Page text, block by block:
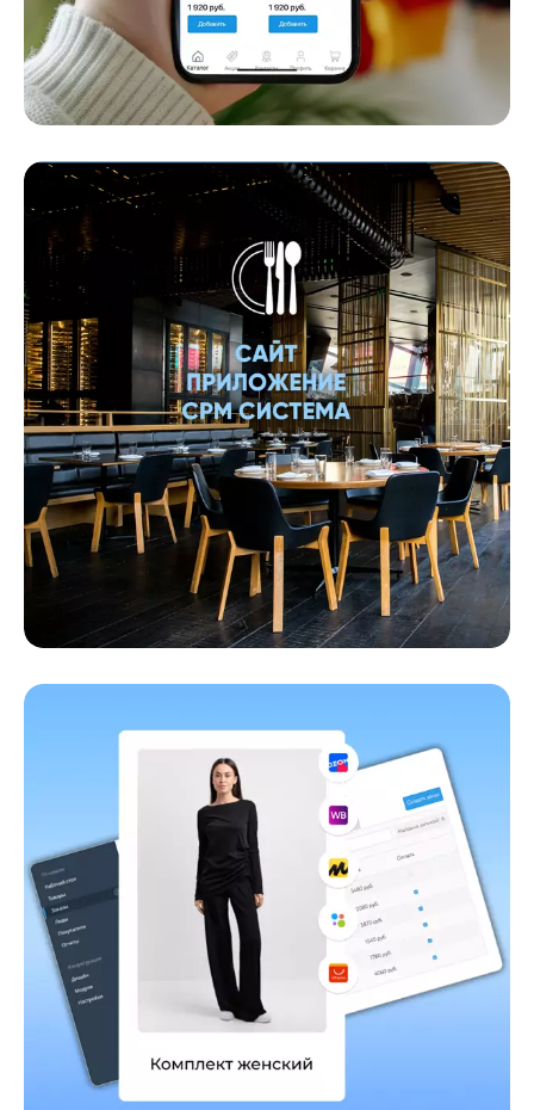
Мобильное приложение
Онлайн торговля
Рестораны, Кафе